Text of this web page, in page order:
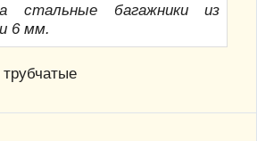
багажники из
6 мм.